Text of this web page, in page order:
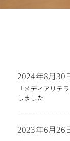
2024年8月30
「メディアリテ
しました
2023年6月26